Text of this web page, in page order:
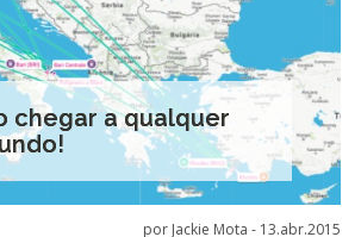
chegar a qualquer
por Jackie Mota - 13.abr.2015